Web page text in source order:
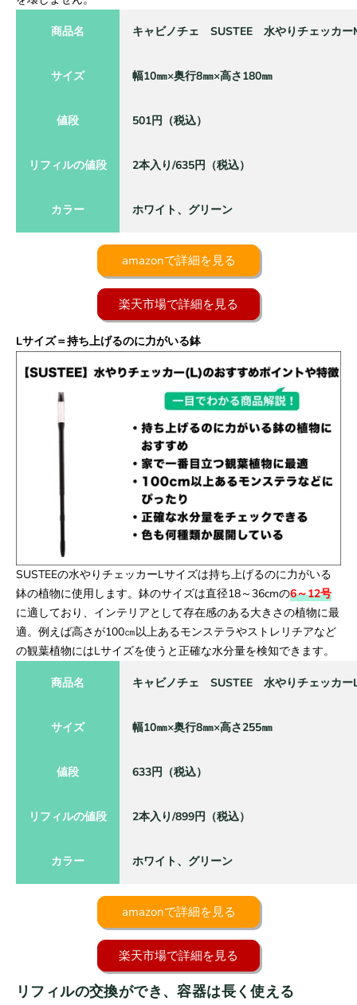
商品名 キャビノチェ SUSTEE 水やりチェッカー
サイズ 幅10㎜×奥行8㎜×高さ180㎜
値段 501円（税込）
リフィルの値段 2本入り/635円（税込）
カラー ホワイト、グリーン
amazonで詳細を見る
楽天市場で詳細を見る
Lサイズ＝持ち上げるのに力がいる鉢
SUSTEEの水やりチェッカーLサイズは持ち上げるのに力がいる
鉢の植物に使用します。鉢のサイズは直径18～36cmの6～12号
に適しており、インテリアとして存在感のある大きさの植物に最
適。例えば高さが100㎝以上あるモンステラやストレリチアなど
の観葉植物にはLサイズを使うと正確な水分量を検知できます。
商品名 キャビノチェ SUSTEE 水やりチェッカー
サイズ 幅10㎜×奥行8㎜×高さ255㎜
値段 633円（税込）
リフィルの値段 2本入り/899円（税込）
カラー ホワイト、グリーン
amazonで詳細を見る
楽天市場で詳細を見る
リフィルの交換ができ、容器は長く使える